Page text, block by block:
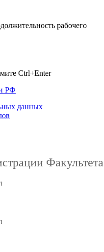
рабочего
Ctrl+Enter
РФ
данных
Факультета